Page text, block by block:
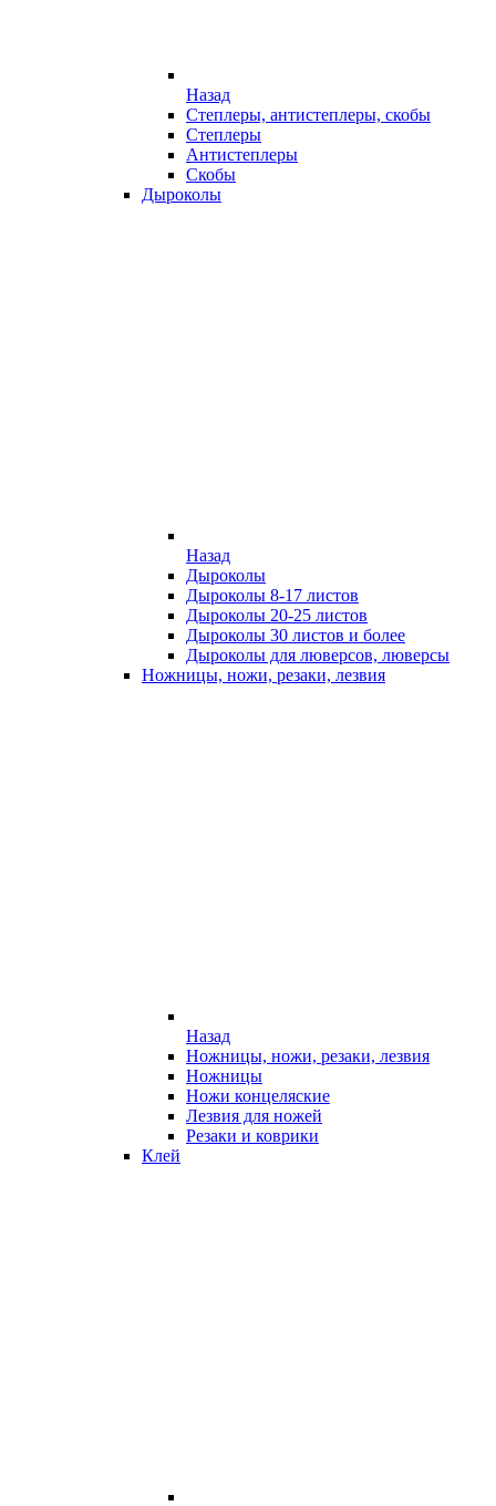
Назад
Степлеры, антистеплеры, скобы
Степлеры
Антистеплеры
Скобы
Дыроколы
Назад
Дыроколы
Дыроколы 8-17 листов
Дыроколы 20-25 листов
Дыроколы 30 листов и более
Дыроколы для люверсов, люверсы
Ножницы, ножи, резаки, лезвия
Назад
Ножницы, ножи, резаки, лезвия
Ножницы
Ножи концеляские
Лезвия для ножей
Резаки и коврики
Клей